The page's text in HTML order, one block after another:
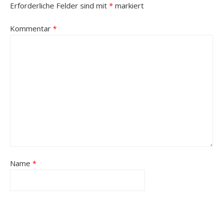
Erforderliche Felder sind mit * markiert
Kommentar *
Name *